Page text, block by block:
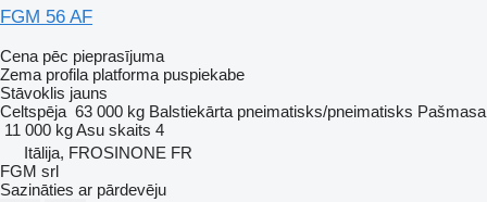
FGM 56 AF
Cena pēc pieprasījuma
Zema profila platforma puspiekabe
Stāvoklis jauns
Celtspēja 63 000 kg Balstiekārta pneimatisks/pneimatisks Pašmasa
11 000 kgAsu skaits 4
Itālija, FROSINONE FR
FGM srl
Sazināties ar pārdevēju